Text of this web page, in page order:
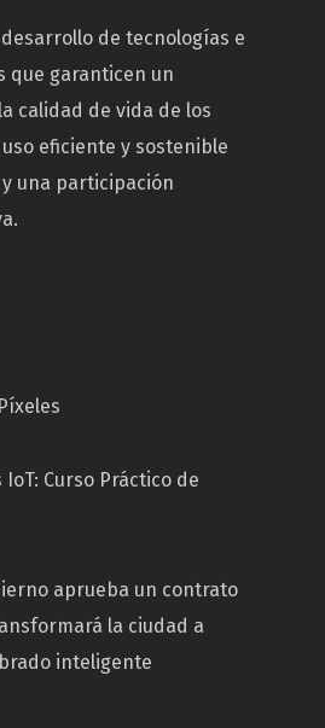
de tecnologías e
que garanticen un
calidad de vida de los
eficiente y sostenible
una participación
IoT: Curso Práctico de
aprueba un contrato
la ciudad a
inteligente